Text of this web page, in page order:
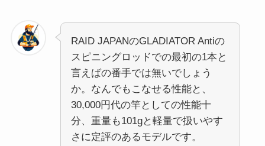
RAID JAPANのGLADIATOR Antiの
スピニングロッドでの最初の1本と
言えばの番手では無いでしょう
か。なんでもこなせる性能と、
30,000円代の竿としての性能十
分、重量も101gと軽量で扱いやす
さに定評のあるモデルです。